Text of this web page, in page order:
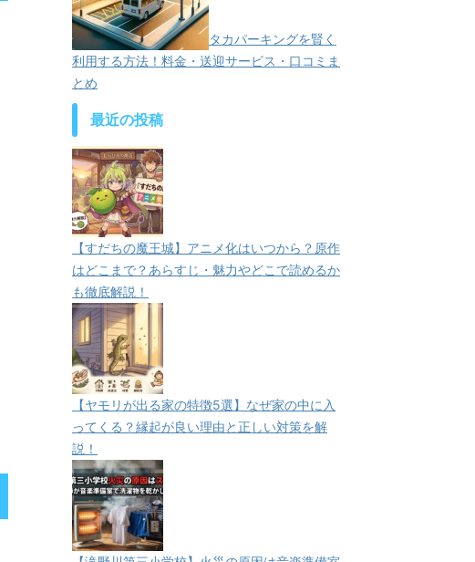
タカパーキングを賢く
利用する方法！料金・送迎サービス・口コミま
とめ
最近の投稿
【すだちの魔王城】アニメ化はいつから？原作
はどこまで？あらすじ・魅力やどこで読めるか
も徹底解説！
【ヤモリが出る家の特徴5選】なぜ家の中に入
ってくる？縁起が良い理由と正しい対策を解
説！